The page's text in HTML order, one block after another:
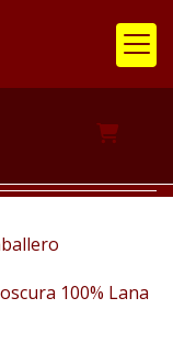
100% Lana